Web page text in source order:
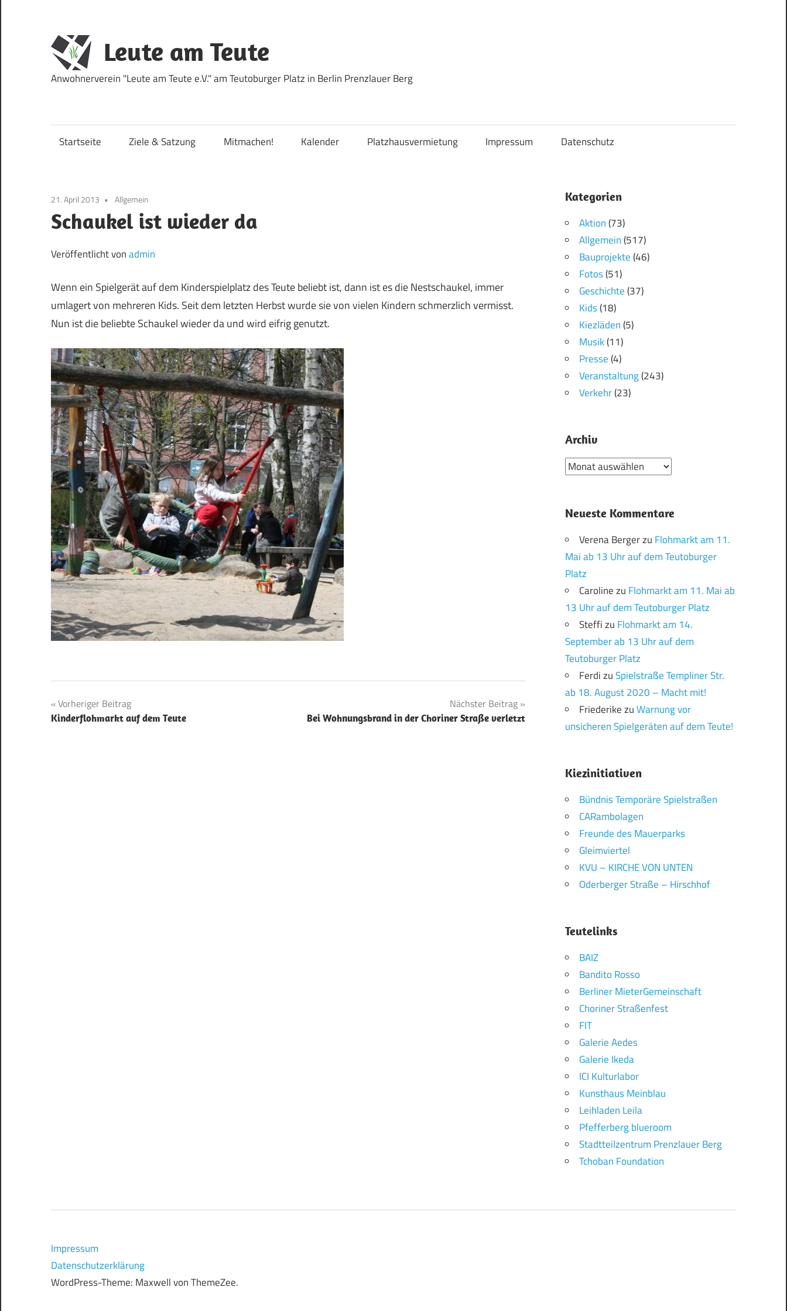
springen
Leute am Teute
Anwohnerverein "Leute am Teute e.V." am Teutoburger Platz in Berlin Prenzlauer Berg
Startseite Ziele & Satzung Mitmachen! Kalender Platzhausvermietung Impressum Datenschutz
21. April 2013 Allgemein
Schaukel ist wieder da
Veröffentlicht vonadmin
Wenn ein Spielgerät auf dem Kinderspielplatz des Teute beliebt ist, dann ist es die Nestschaukel, immer
umlagert von mehreren Kids. Seit dem letzten Herbst wurde sie von vielen Kindern schmerzlich vermisst.
Nun ist die beliebte Schaukel wieder da und wird eifrig genutzt.
Beitragsnavigation
Vorheriger Beitrag
Kinderflohmarkt auf dem Teute
Nächster Beitrag
Bei Wohnungsbrand in der Choriner Straße verletzt
Kategorien
Aktion(73)
Allgemein(517)
Bauprojekte(46)
Fotos(51)
Geschichte(37)
Kids(18)
Kiezläden(5)
Musik(11)
Presse(4)
Veranstaltung(243)
Verkehr(23)
Archiv
Archiv
Neueste Kommentare
Verena Bergerzu Flohmarkt am 11.
Mai ab 13 Uhr auf dem Teutoburger
Platz
Carolinezu Flohmarkt am 11. Mai ab
13 Uhr auf dem Teutoburger Platz
Steffizu Flohmarkt am 14.
September ab 13 Uhr auf dem
Teutoburger Platz
FerdizuSpielstraße Templiner Str.
ab 18. August 2020 – Macht mit!
FriederikezuWarnung vor
unsicheren Spielgeräten auf dem Teute!
Kiezinitiativen
Bündnis Temporäre Spielstraßen
CARambolagen
Freunde des Mauerparks
Gleimviertel
KVU – KIRCHE VON UNTEN
Oderberger Straße – Hirschhof
Teutelinks
BAIZ
Bandito Rosso
Berliner MieterGemeinschaft
Choriner Straßenfest
FIT
Galerie Aedes
Galerie Ikeda
ICI Kulturlabor
Kunsthaus Meinblau
Leihladen Leila
Pfefferberg blueroom
Stadtteilzentrum Prenzlauer Berg
Tchoban Foundation
Impressum
Datenschutzerklärung
WordPress-Theme: Maxwell von ThemeZee.